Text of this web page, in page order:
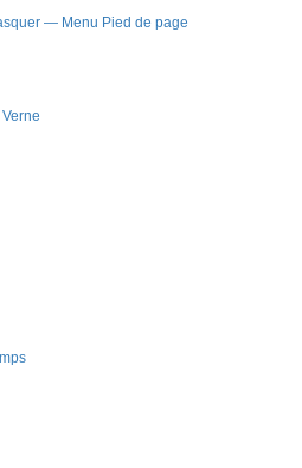
— Menu Pied de page